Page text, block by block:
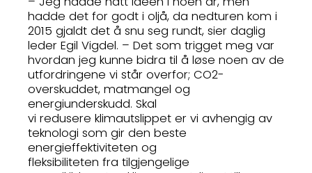
hadde det for godt i oljå, da nedturen kom i
2015 gjaldt det å snu seg rundt, sier daglig
leder Egil Vigdel. – Det som trigget meg var
hvordan jeg kunne bidra til å løse noen av de
utfordringene vi står overfor; CO2-
overskuddet, matmangel og
energiunderskudd. Skal
vi redusere klimautslippet er vi avhengig av
teknologi som gir den beste
energieffektiviteten og
fleksibiliteten fra tilgjengelige